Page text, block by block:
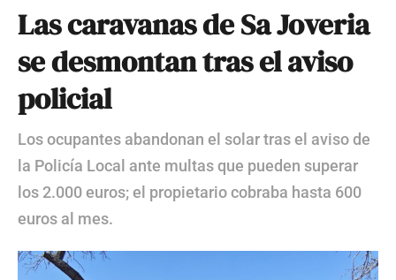
Las caravanas de Sa Joveria
se desmontan tras el aviso
policial
Los ocupantes abandonan el solar tras el aviso de
la Policía Local ante multas que pueden superar
los 2.000 euros; el propietario cobraba hasta 600
euros al mes.